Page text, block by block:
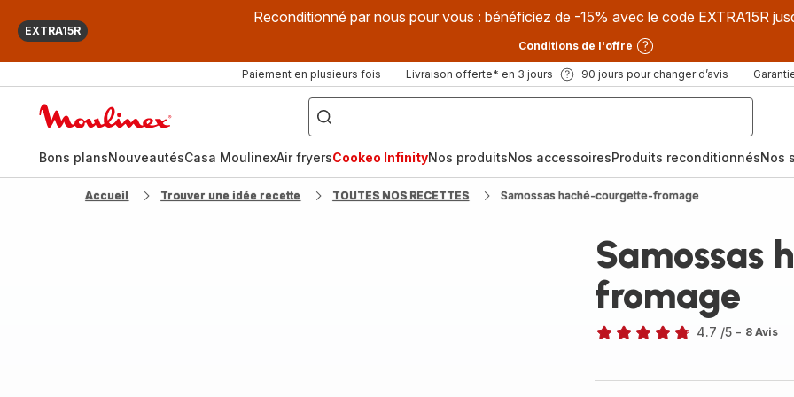
EXTRA15R
Reconditionné par nous pour vous : bénéficiez de -15% avec le code EXTRA15R
Conditions de l'offre
Paiement en plusieurs fois Livraison offerte* en 3 jours 90 jours pour changer d’avis
["Que
recherchez-
vous
?",
fryer",
"Companion"]
Bons plansNouveautésCasa MoulinexAir fryersCookeo InfinityNos produitsNos accessoiresProduits reconditionnésNos
Accueil Trouver une idée recette TOUTES NOS RECETTES Samossas haché-courgette-fromage
Samossas
fromage
4.7 /5 - 8 Avis